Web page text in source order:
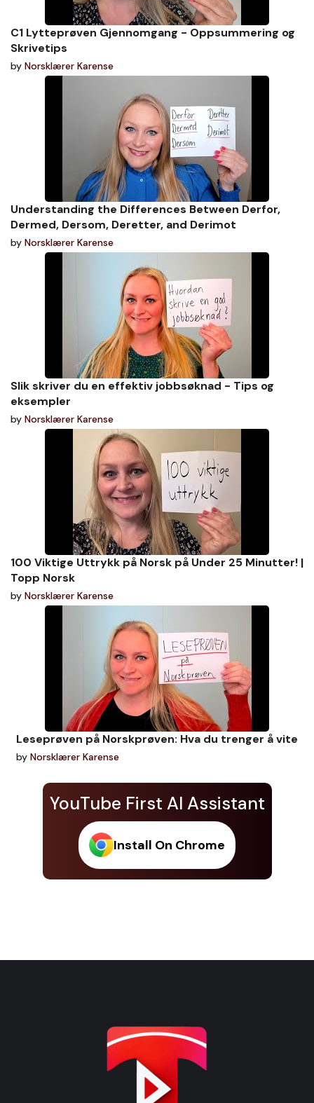
YouTube First AI Assistant
Install On Chrome
C1 Lytteprøven Gjennomgang - Oppsummering og
Skrivetips
by Norsklærer Karense
Understanding the Differences Between Derfor,
Dermed, Dersom, Deretter, and Derimot
by Norsklærer Karense
Slik skriver du en effektiv jobbsøknad - Tips og
eksempler
by Norsklærer Karense
100 Viktige Uttrykk på Norsk på Under 25 Minutter! |
Topp Norsk
by Norsklærer Karense
Leseprøven på Norskprøven: Hva du trenger å vite
by Norsklærer Karense